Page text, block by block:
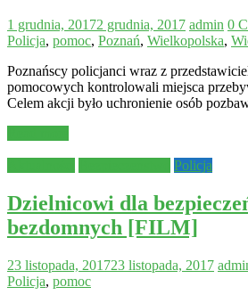
1 grudnia, 20172 grudnia, 2017 admin 0
Policja, pomoc, Poznań, Wielkopolska,
Poznańscy policjanci wraz z
pomocowych kontrolowali miejsca
Celem akcji było uchronienie osób
Policja
Dzielnicowi dla
bezdomnych [FILM]
23 listopada, 201723 listopada, 2017
Policja, pomoc